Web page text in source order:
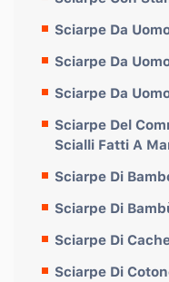
Sciarpe Da
Sciarpe Da
Sciarpe Da
Sciarpe Del
Scialli Fatti A
Sciarpe Di
Sciarpe Di
Sciarpe Di
Sciarpe Di